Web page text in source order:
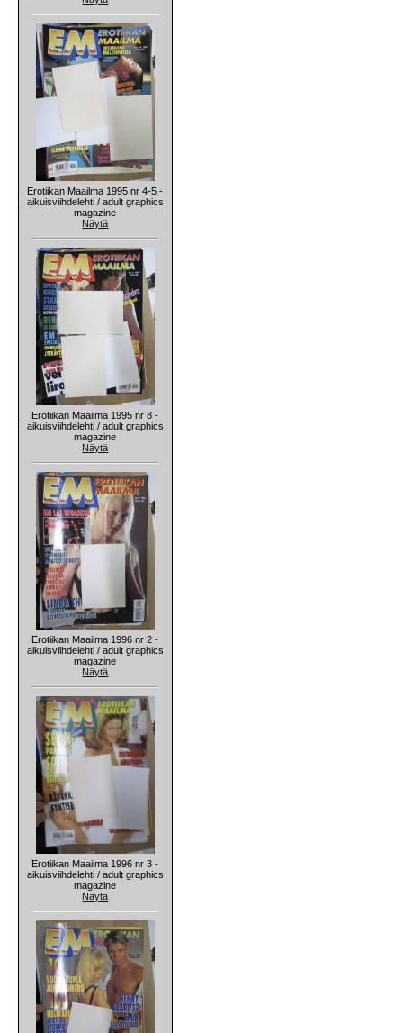
Erotiikan Maailma 1995 nr 4-5 -
aikuisviihdelehti / adult graphics
magazine
Näytä
Erotiikan Maailma 1995 nr 8 -
aikuisviihdelehti / adult graphics
magazine
Näytä
Erotiikan Maailma 1996 nr 2 -
aikuisviihdelehti / adult graphics
magazine
Näytä
Erotiikan Maailma 1996 nr 3 -
aikuisviihdelehti / adult graphics
magazine
Näytä